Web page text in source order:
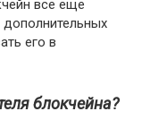
все еще
дополнительных
его в
блокчейна?